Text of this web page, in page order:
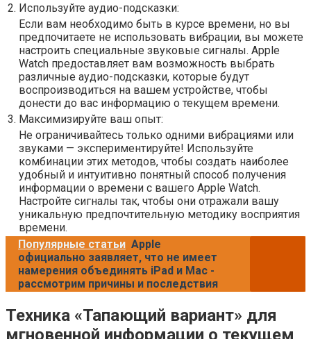
2. Используйте аудио-подсказки:
Если вам необходимо быть в курсе времени, но вы
предпочитаете не использовать вибрации, вы можете
настроить специальные звуковые сигналы. Apple
Watch предоставляет вам возможность выбрать
различные аудио-подсказки, которые будут
воспроизводиться на вашем устройстве, чтобы
донести до вас информацию о текущем времени.
3. Максимизируйте ваш опыт:
Не ограничивайтесь только одними вибрациями или
звуками — экспериментируйте! Используйте
комбинации этих методов, чтобы создать наиболее
удобный и интуитивно понятный способ получения
информации о времени с вашего Apple Watch.
Настройте сигналы так, чтобы они отражали вашу
уникальную предпочтительную методику восприятия
времени.
Популярные статьи Apple
официально заявляет, что не имеет
намерения объединять iPad и Mac -
рассмотрим причины и последствия
Техника «Тапающий вариант» для
мгновенной информации о текущем